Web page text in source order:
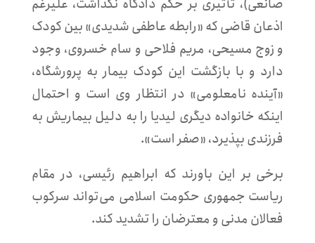
اذعان قاضی که «رابطه عاطفی شدیدی» بین کودک
و زوج مسیحی، مریم فلاحی و سام خسروی، وجود
دارد و با بازگشت این کودک بیمار به پرورشگاه،
«آینده نامعلومی» در انتظار وی است و احتمال
اینکه خانواده دیگری لیدیا را به دلیل بیماریش به
فرزندی بپذیرد، «صفر است».
برخی بر این باورند که ابراهیم رئیسی، در مقام
ریاست جمهوری حکومت اسلامی می‌تواند سرکوب
فعالان مدنی و معترضان را تشدید کند.